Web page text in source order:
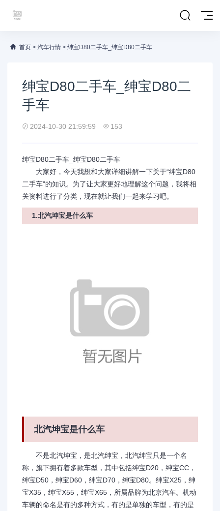
首页 > 汽车行情 > 绅宝D80二手车_绅宝D80二手车
绅宝D80二手车_绅宝D80二
手车
2024-10-30 21:59:59 153
绅宝D80二手车_绅宝D80二手车
大家好，今天我想和大家详细讲解一下关于“绅宝D80
二手车”的知识。为了让大家更好地理解这个问题，我将相
关资料进行了分类，现在就让我们一起来学习吧。
1.北汽坤宝是什么车
北汽坤宝是什么车
不是北汽坤宝，是北汽绅宝，北汽绅宝只是一个名
称，旗下拥有着多款车型，其中包括绅宝D20，绅宝CC，
绅宝D50，绅宝D60，绅宝D70，绅宝D80。绅宝X25，绅
宝X35，绅宝X55，绅宝X65，所属品牌为北京汽车。机动
车辆的命名是有的多种方式，有的是单独的车型，有的是